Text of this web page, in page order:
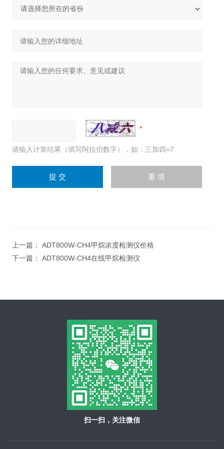
请输入计算结果（填写阿拉伯数字），如：三加四=7
上一篇： ADT800W-CH4甲烷浓度检测仪价格
下一篇： ADT800W-CH4在线甲烷检测仪
扫一扫，关注微信